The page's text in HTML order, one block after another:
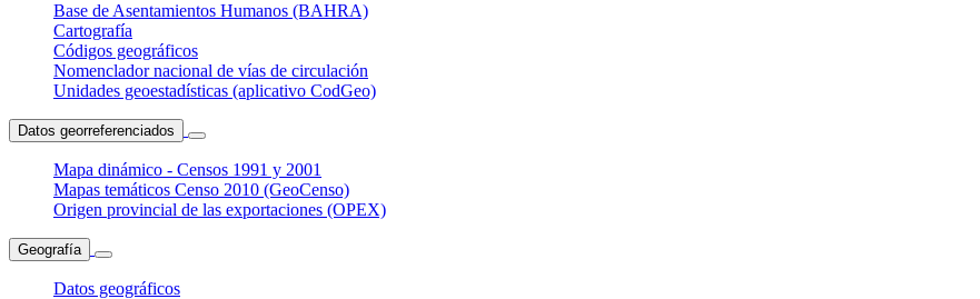
Base de Asentamientos Humanos (BAHRA)
Cartografía
Códigos geográficos
Nomenclador nacional de vías de circulación
Unidades geoestadísticas (aplicativo CodGeo)
Datos georreferenciados
Mapa dinámico - Censos 1991 y 2001
Mapas temáticos Censo 2010 (GeoCenso)
Origen provincial de las exportaciones (OPEX)
Geografía
Datos geográficos